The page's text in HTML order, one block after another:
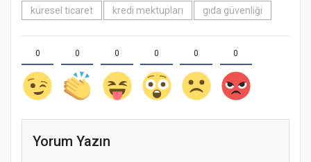
küresel ticaret kredi mektupları gıda güvenliği
0 0 0 0 0 0
Yorum Yazın